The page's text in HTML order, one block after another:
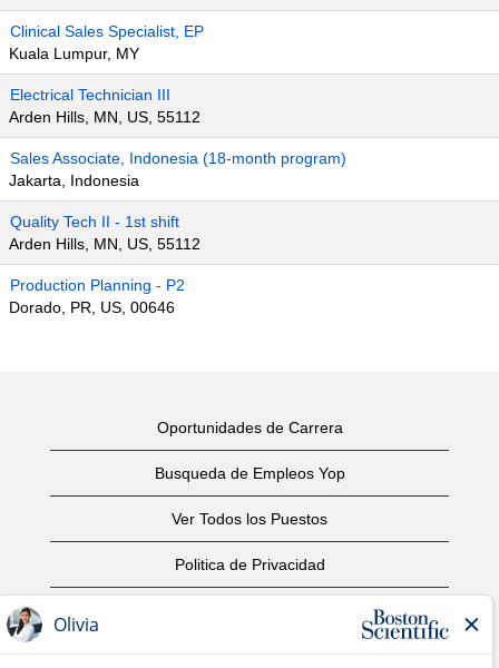
Clinical Sales Specialist, EP
Kuala Lumpur, MY
Electrical Technician III
Arden Hills, MN, US, 55112
Sales Associate, Indonesia (18-month program)
Jakarta, Indonesia
Quality Tech II - 1st shift
Arden Hills, MN, US, 55112
Production Planning - P2
Dorado, PR, US, 00646
Oportunidades de Carrera
Busqueda de Empleos Yop
Ver Todos los Puestos
Politica de Privacidad
Aviso de Derechos de Autor